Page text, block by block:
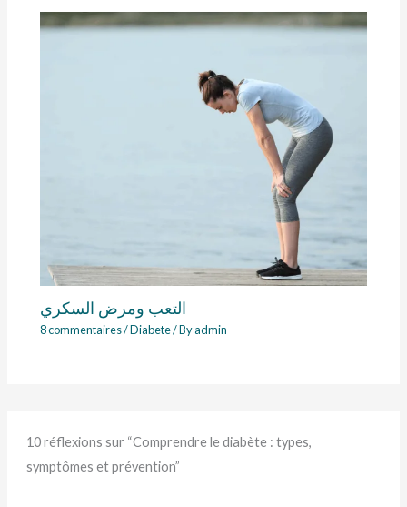
التعب ومرض السكري
8 commentaires/Diabete/ Byadmin
10 réflexions sur “Comprendre le diabète : types,
symptômes et prévention”